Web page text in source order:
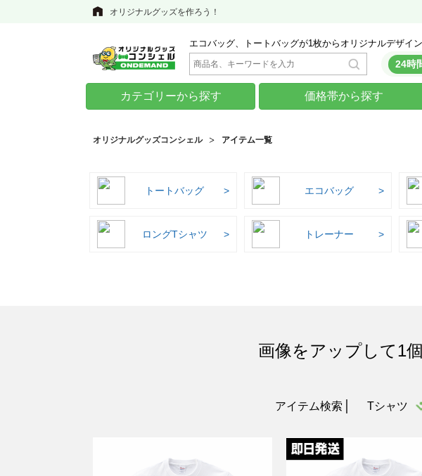
オリジナルグッズを作ろう！
エコバッグ、トートバッグが1枚からオリジナルデザイ
24時
カテゴリーから探す 価格帯から探す
オリジナルグッズコンシェル アイテム一覧
トートバッグ エコバッグ
ロングTシャツ トレーナー
画像をアップして1
アイテム検索 Tシャツ